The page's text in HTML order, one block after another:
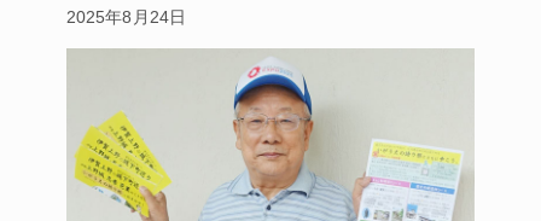
2025年8月24日